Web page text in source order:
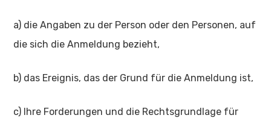
a) die Angaben zu der Person oder den Personen, auf
die sich die Anmeldung bezieht,
b) das Ereignis, das der Grund für die Anmeldung ist,
c) Ihre Forderungen und die Rechtsgrundlage für